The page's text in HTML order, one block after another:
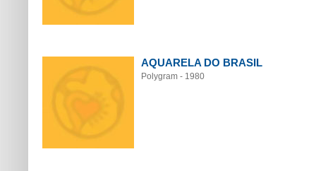
AQUARELA DO BRASIL
Polygram - 1980